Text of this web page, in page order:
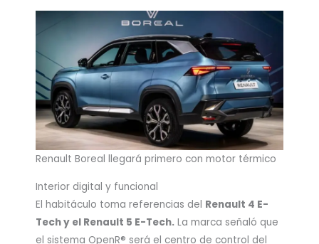
Renault Boreal llegará primero con motor térmico
Interior digital y funcional
El habitáculo toma referencias del Renault 4 E-
Tech y el Renault 5 E-Tech. La marca señaló que
el sistema OpenR® será el centro de control del